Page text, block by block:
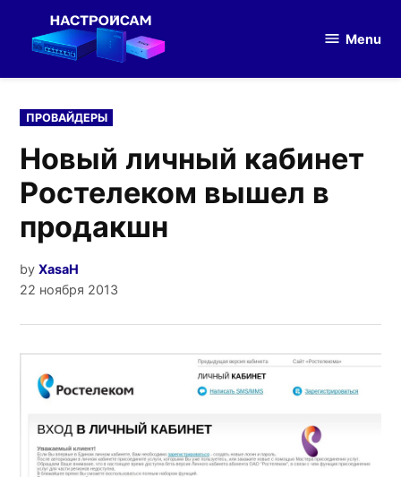
оборудования
Menu
POSTED
IN
ПРОВАЙДЕРЫ
Новый личный кабинет
Ростелеком вышел в
продакшн
by XasaH
22 ноября 2013